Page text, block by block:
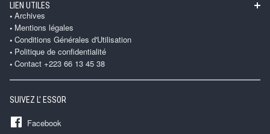
LIEN UTILES
Archives
Mentions légales
Conditions Générales d'Utilisation
Politique de confidentialité
Contact +223 66 13 45 38
SUIVEZ L' ESSOR
Facebook